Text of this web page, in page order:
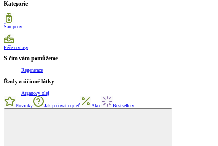
Kategorie
Šampony
Péče o vlasy
S čím vám pomůžeme
Regenerace
Řady a účinné látky
Arganový olej
Novinky Jak pečovat o pleť Akce Bestsellery